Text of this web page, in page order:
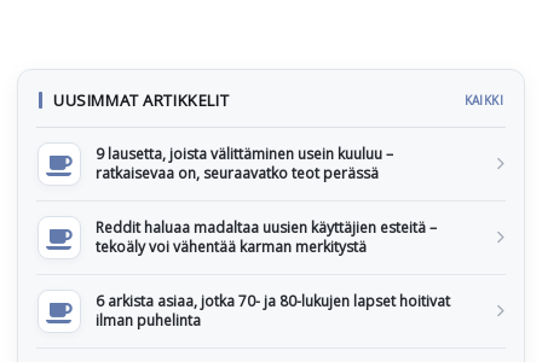
UUSIMMAT ARTIKKELIT KAIKKI
9 lausetta, joista välittäminen usein kuuluu –
ratkaisevaa on, seuraavatko teot perässä
Reddit haluaa madaltaa uusien käyttäjien esteitä –
tekoäly voi vähentää karman merkitystä
6 arkista asiaa, jotka 70- ja 80-lukujen lapset hoitivat
ilman puhelinta